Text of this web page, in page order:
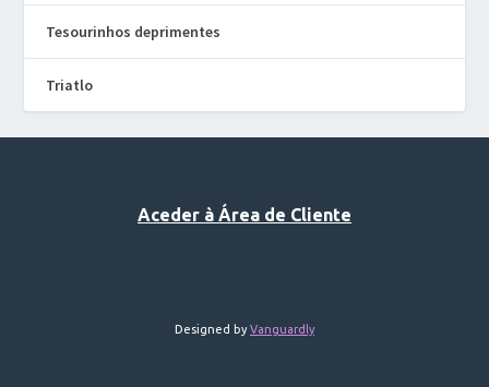
Tesourinhos deprimentes
Triatlo
Aceder à Área de Cliente
Designed byVanguardly